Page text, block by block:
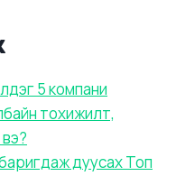
5 компани
тохижилт,
дуусах Топ